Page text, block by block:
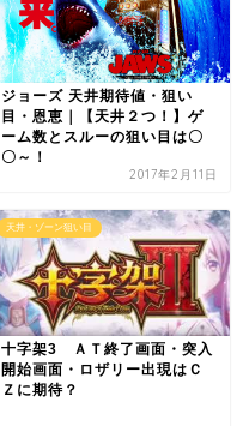
ジョーズ 天井期待値・狙い
目・恩恵｜【天井２つ！】ゲ
ーム数とスルーの狙い目は〇
〇～！
2017年2月11日
天井・ゾーン狙い目
十字架3 ＡＴ終了画面・突入
開始画面・ロザリー出現はＣ
Ｚに期待？